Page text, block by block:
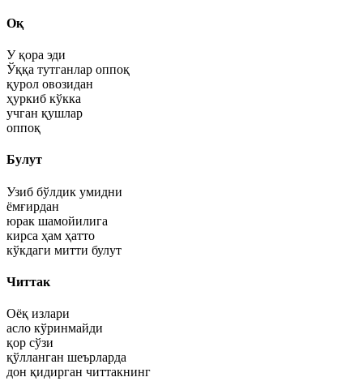
Оқ
У қора эди
Ўққа тутганлар оппоқ
қурол овозидан
ҳуркиб кўкка
учган қушлар
оппоқ
Булут
Узиб бўлдик умидни
ёмғирдан
юрак шамойилига
кирса ҳам ҳатто
кўкдаги митти булут
Читтак
Оёқ излари
асло кўринмайди
қор сўзи
қўлланган шеърларда
дон қидирган читтакнинг